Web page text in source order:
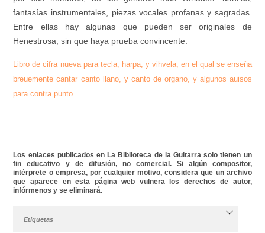
fantasías instrumentales, piezas vocales profanas y sagradas.
Entre ellas hay algunas que pueden ser originales de
Henestrosa, sin que haya prueba convincente.
Libro de cifra nueva para tecla, harpa, y vihvela, en el qual se enseña
breuemente cantar canto llano, y canto de organo, y algunos auisos
para contra punto.
Los enlaces publicados en La Biblioteca de la Guitarra solo tienen un
fin educativo y de difusión, no comercial. Si algún compositor,
intérprete o empresa, por cualquier motivo, considera que un archivo
que aparece en esta página web vulnera los derechos de autor,
infórmenos y se eliminará.
Etiquetas